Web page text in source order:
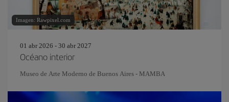
Imagen: Rawpixel.com
01 abr 2026 - 30 abr 2027
Océano interior
Museo de Arte Moderno de Buenos Aires - MAMBA